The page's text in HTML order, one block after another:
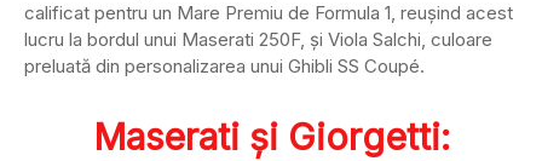
calificat pentru un Mare Premiu de Formula 1, reușind acest
lucru la bordul unui Maserati 250F, și Viola Salchi, culoare
preluată din personalizarea unui Ghibli SS Coupé.
Maserati și Giorgetti: